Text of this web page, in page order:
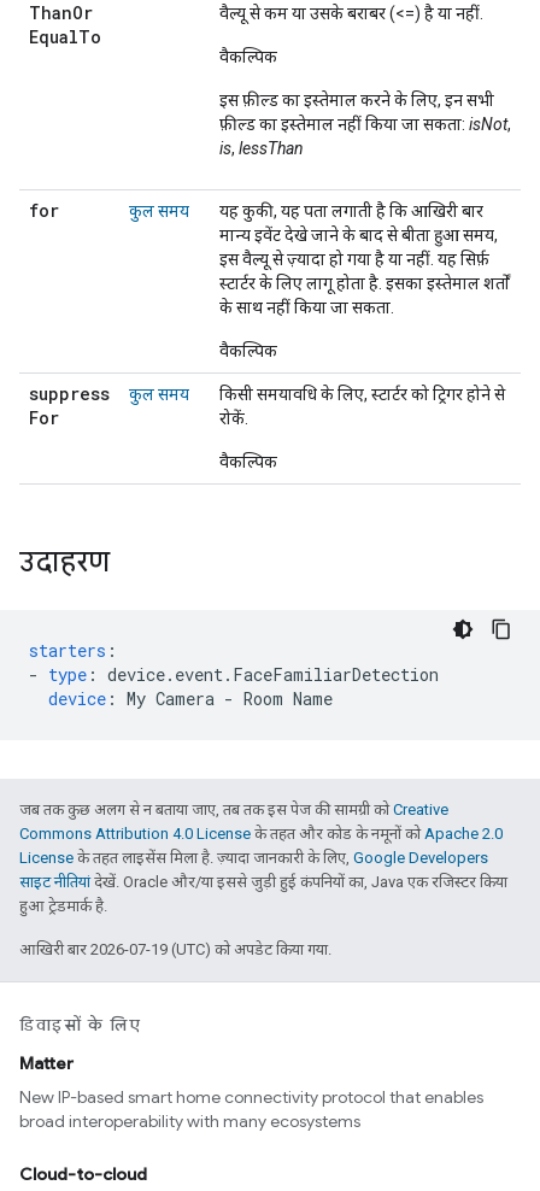
ThanOr
EqualTo
वैल्यू से कम या उसके बराबर (<=) है या नहीं.
वैकल्पिक
इस फ़ील्ड का इस्तेमाल करने के लिए, इन सभी
फ़ील्ड का इस्तेमाल नहीं किया जा सकता: isNot,
is, lessThan
for कुल समय
यह कुकी, यह पता लगाती है कि आखिरी बार
मान्य इवेंट देखे जाने के बाद से बीता हुआ समय,
इस वैल्यू से ज़्यादा हो गया है या नहीं. यह सिर्फ़
स्टार्टर के लिए लागू होता है. इसका इस्तेमाल शर्तों
के साथ नहीं किया जा सकता.
वैकल्पिक
suppress
For
कुल समय
किसी समयावधि के लिए, स्टार्टर को ट्रिगर होने से
रोकें.
वैकल्पिक
उदाहरण
starters :
- type : device.event.FaceFamiliarDetection
device : My Camera - Room Name
जब तक कुछ अलग से न बताया जाए, तब तक इस पेज की सामग्री कोCreative
Commons Attribution 4.0 License के तहत और कोड के नमूनों कोApache 2.0
License के तहत लाइसेंस मिला है. ज़्यादा जानकारी के लिए, Google Developers
साइट नीतियांदेखें. Oracle और/या इससे जुड़ी हुई कंपनियों का, Java एक रजिस्टर किया
हुआ ट्रेडमार्क है.
आखिरी बार 2026-07-19 (UTC) को अपडेट किया गया.
डिवाइसों के लिए
Matter
New IP-based smart home connectivity protocol that enables
broad interoperability with many ecosystems
Cloud-to-cloud